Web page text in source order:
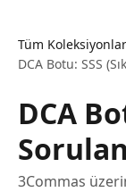
Tüm Koleksiyonlar
DCA Botu: SSS
DCA
3Commas